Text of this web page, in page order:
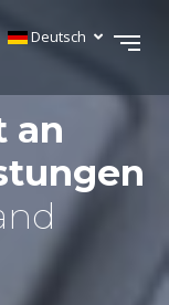
Deutsch
an